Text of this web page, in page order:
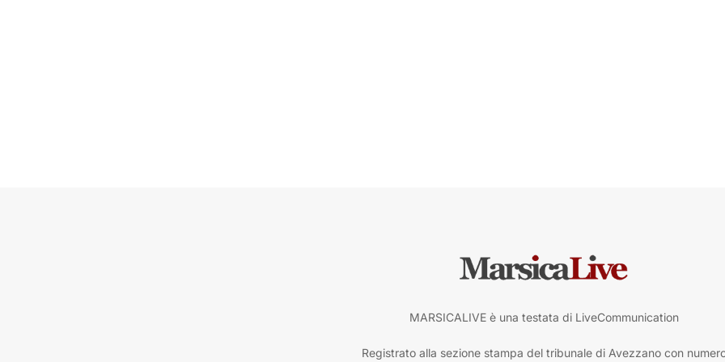
MARSICALIVE è una testata di LiveCommunication
Registrato alla sezione stampa del tribunale di Avezzano con